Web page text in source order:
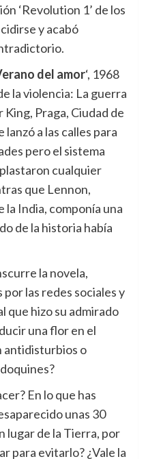
‘Revolution 1’ de los
y acabó
del amor‘, 1968
la violencia: La guerra
Praga, Ciudad de
a las calles para
pero el sistema
cualquier
que Lennon,
India, componía una
de la historia había
la novela,
las redes sociales y
que hizo su admirado
una flor en el
antidisturbios o
En lo que has
unas 30
lugar de la Tierra, por
para evitarlo? ¿Vale la